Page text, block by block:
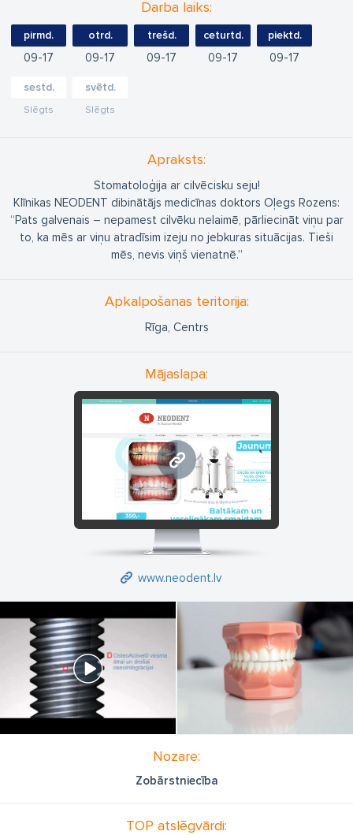
Darba laiks:
pirmd.
09 17
otrd.
09 17
trešd.
09 17
ceturtd.
09 17
piektd.
09 17
sestd.
Slēgts
svētd.
Slēgts
Apraksts:
Stomatoloģija ar cilvēcisku seju!
Klīnikas NEODENT dibinātājs medicīnas doktors Oļegs Rozens:
“Pats galvenais – nepamest cilvēku nelaimē, pārliecināt viņu par
to, ka mēs ar viņu atradīsim izeju no jebkuras situācijas. Tieši
mēs, nevis viņš vienatnē.”
Apkalpošanas teritorija:
Rīga, Centrs
Mājaslapa:
www.neodent.lv
www.neodent.lv
Nozare:
Zobārstniecība
TOP atslēgvārdi: